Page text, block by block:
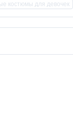
костюмы для девочек